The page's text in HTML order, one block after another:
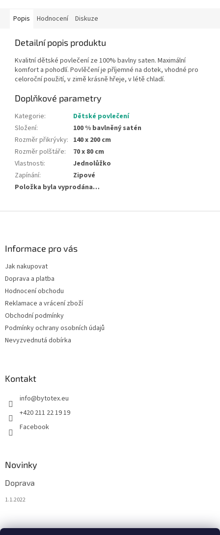
Popis Hodnocení Diskuze
Detailní popis produktu
Kvalitní dětské povlečení ze 100% bavlny saten. Maximální
komfort a pohodlí. Povlěčení je příjemné na dotek, vhodné pro
celoroční použití, v zimě krásně hřeje, v létě chladí.
Doplňkové parametry
Kategorie:
Dětské povlečení
Složení:
100 % bavlněný satén
Rozměr přikrývky: 140 x 200 cm
Rozměr polštáře:
70 x 80 cm
Vlastnosti:
Jednolůžko
Zapínání:
Zipové
Položka byla vyprodána…
Informace pro vás
Jak nakupovat
Doprava a platba
Hodnocení obchodu
Reklamace a vrácení zboží
Obchodní podmínky
Podmínky ochrany osobních údajů
Nevyzvednutá dobírka
Kontakt
info@bytotex.eu
+420 211 22 19 19
Facebook
Novinky
Doprava
1.1.2022